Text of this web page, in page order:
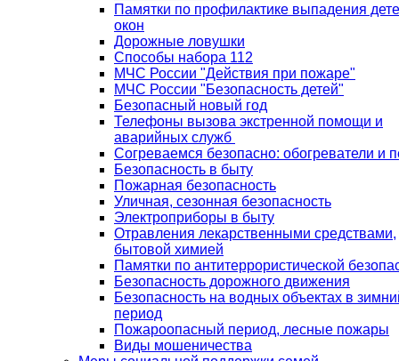
Памятки по профилактике выпадения
окон
Дорожные ловушки
Способы набора 112
МЧС России "Действия при пожаре"
МЧС России "Безопасность детей"
Безопасный новый год
Телефоны вызова экстренной помощи и
аварийных служб
Согреваемся безопасно: обогреватели и
Безопасность в быту
Пожарная безопасность
Уличная, сезонная безопасность
Электроприборы в быту
Отравления лекарственными средствами,
бытовой химией
Памятки по антитеррористической
Безопасность дорожного движения
Безопасность на водных объектах в
период
Пожароопасный период, лесные пожары
Виды мошеничества